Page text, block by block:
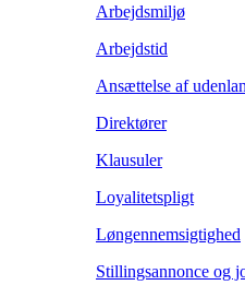
Arbejdsmiljø
Arbejdstid
Ansættelse af
Direktører
Klausuler
Loyalitetspligt
Løngennemsigtighed
Stillingsannonce og